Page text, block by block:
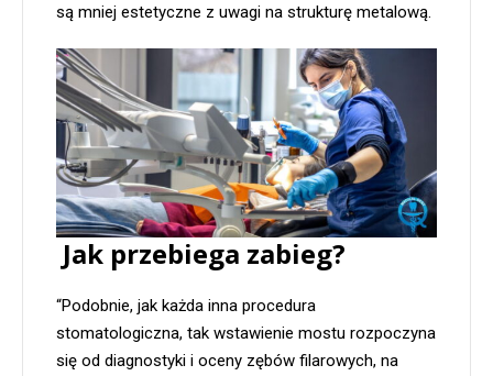
są mniej estetyczne z uwagi na strukturę metalową.
Jak przebiega zabieg?
“Podobnie, jak każda inna procedura
stomatologiczna, tak wstawienie mostu rozpoczyna
się od diagnostyki i oceny zębów filarowych, na